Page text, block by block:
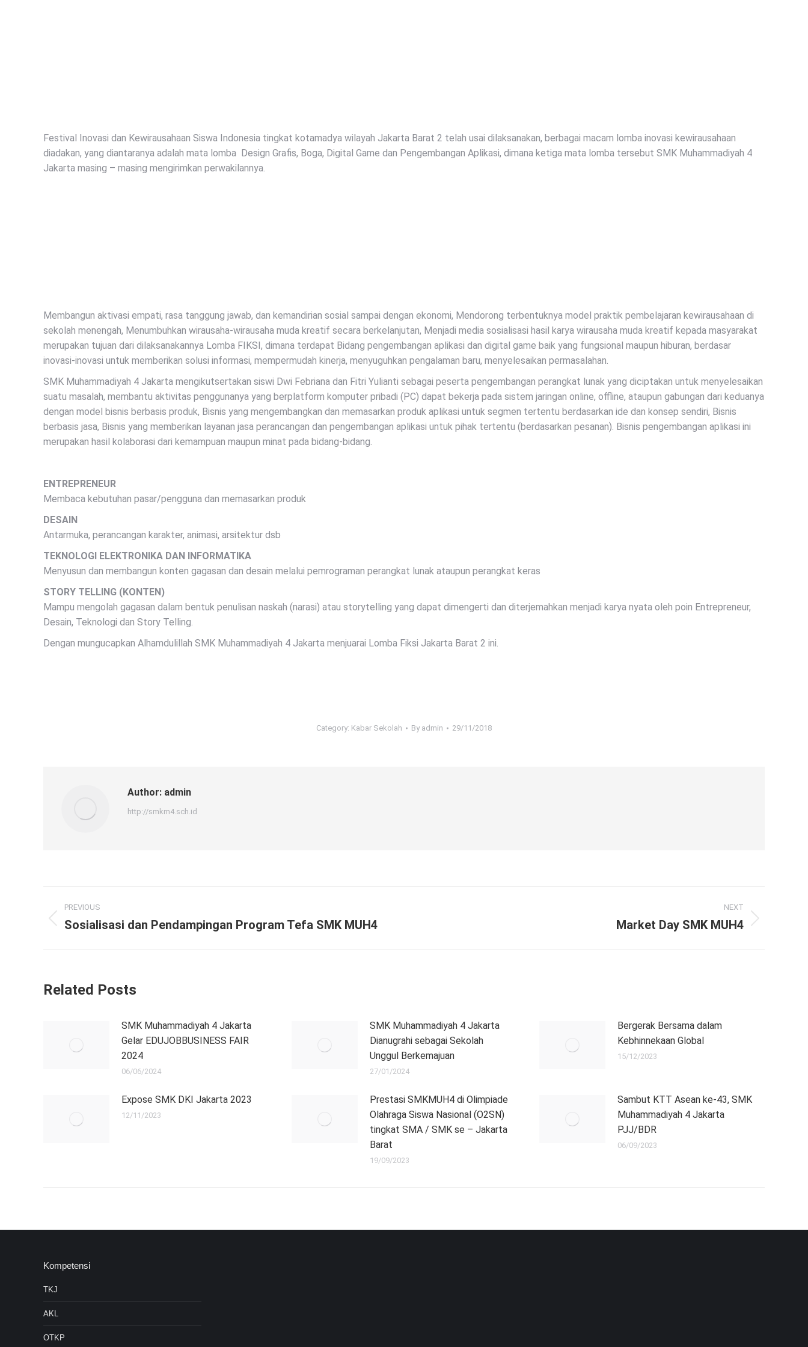
Festival Inovasi dan Kewirausahaan Siswa Indonesia tingkat kotamadya wilayah Jakarta Barat 2 telah usai dilaksanakan, berbagai macam lomba inovasi kewirausahaan
diadakan, yang diantaranya adalah mata lomba Design Grafis, Boga, Digital Game dan Pengembangan Aplikasi, dimana ketiga mata lomba tersebut SMK Muhammadiyah 4
Jakarta masing – masing mengirimkan perwakilannya.
Membangun aktivasi empati, rasa tanggung jawab, dan kemandirian sosial sampai dengan ekonomi, Mendorong terbentuknya model praktik pembelajaran kewirausahaan di
sekolah menengah, Menumbuhkan wirausaha-wirausaha muda kreatif secara berkelanjutan, Menjadi media sosialisasi hasil karya wirausaha muda kreatif kepada masyarakat
merupakan tujuan dari dilaksanakannya Lomba FIKSI, dimana terdapat Bidang pengembangan aplikasi dan digital game baik yang fungsional maupun hiburan, berdasar
inovasi-inovasi untuk memberikan solusi informasi, mempermudah kinerja, menyuguhkan pengalaman baru, menyelesaikan permasalahan.
SMK Muhammadiyah 4 Jakarta mengikutsertakan siswi Dwi Febriana dan Fitri Yulianti sebagai peserta pengembangan perangkat lunak yang diciptakan untuk menyelesaikan
suatu masalah, membantu aktivitas penggunanya yang berplatform komputer pribadi (PC) dapat bekerja pada sistem jaringan online, offline, ataupun gabungan dari keduanya
dengan model bisnis berbasis produk, Bisnis yang mengembangkan dan memasarkan produk aplikasi untuk segmen tertentu berdasarkan ide dan konsep sendiri, Bisnis
berbasis jasa, Bisnis yang memberikan layanan jasa perancangan dan pengembangan aplikasi untuk pihak tertentu (berdasarkan pesanan). Bisnis pengembangan aplikasi ini
merupakan hasil kolaborasi dari kemampuan maupun minat pada bidang-bidang.
ENTREPRENEUR
Membaca kebutuhan pasar/pengguna dan memasarkan produk
DESAIN
Antarmuka, perancangan karakter, animasi, arsitektur dsb
TEKNOLOGI ELEKTRONIKA DAN INFORMATIKA
Menyusun dan membangun konten gagasan dan desain melalui pemrograman perangkat lunak ataupun perangkat keras
STORY TELLING (KONTEN)
Mampu mengolah gagasan dalam bentuk penulisan naskah (narasi) atau storytelling yang dapat dimengerti dan diterjemahkan menjadi karya nyata oleh poin Entrepreneur,
Desain, Teknologi dan Story Telling.
Dengan mungucapkan Alhamdulillah SMK Muhammadiyah 4 Jakarta menjuarai Lomba Fiksi Jakarta Barat 2 ini.
Category: Kabar Sekolah By admin 29/11/2018
Author: admin
http://smkm4.sch.id
Post
navigation
PREVIOUS
Previous
Sosialisasi dan Pendampingan Program Tefa SMK MUH4
NEXT
Market Day SMK MUH4
Related Posts
SMK Muhammadiyah 4 Jakarta
Gelar EDUJOBBUSINESS FAIR
2024
06/06/2024
SMK Muhammadiyah 4 Jakarta
Dianugrahi sebagai Sekolah
Unggul Berkemajuan
27/01/2024
Bergerak Bersama dalam
Kebhinnekaan Global
15/12/2023
Expose SMK DKI Jakarta 2023
12/11/2023
Prestasi SMKMUH4 di Olimpiade
Olahraga Siswa Nasional (O2SN)
tingkat SMA / SMK se – Jakarta
Barat
19/09/2023
Sambut KTT Asean ke-43, SMK
Muhammadiyah 4 Jakarta
PJJ/BDR
06/09/2023
Kompetensi
TKJ
AKL
OTKP